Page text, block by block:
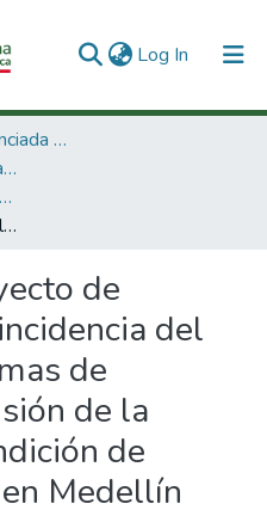
Log In (current)
1. Investigación Financiada con Recursos Públicos
1.1 Productos de investigación
1.1.1. Informes Finales de Proyectos de Investigación
Proyecto de investigación la incidencia del miedo en las formas de inclusión y exclusión de la población en condición de desplazamiento en Medellín
de
del
de
de la
de
Medellín